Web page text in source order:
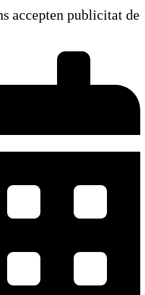
accepten publicitat de